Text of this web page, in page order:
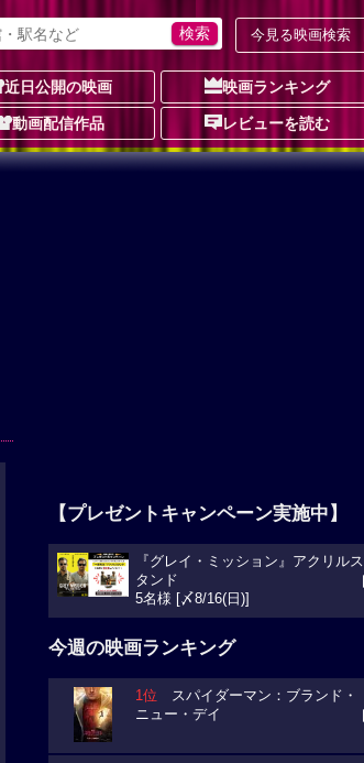
今見る映画検索
近日公開の映画 映画ランキング
動画配信作品 レビューを読む
【プレゼントキャンペーン実施中】
『グレイ・ミッション』アクリルス
タンド
5名様 [〆8/16(日)]
今週の映画ランキング
1位 スパイダーマン：ブランド・
ニュー・デイ